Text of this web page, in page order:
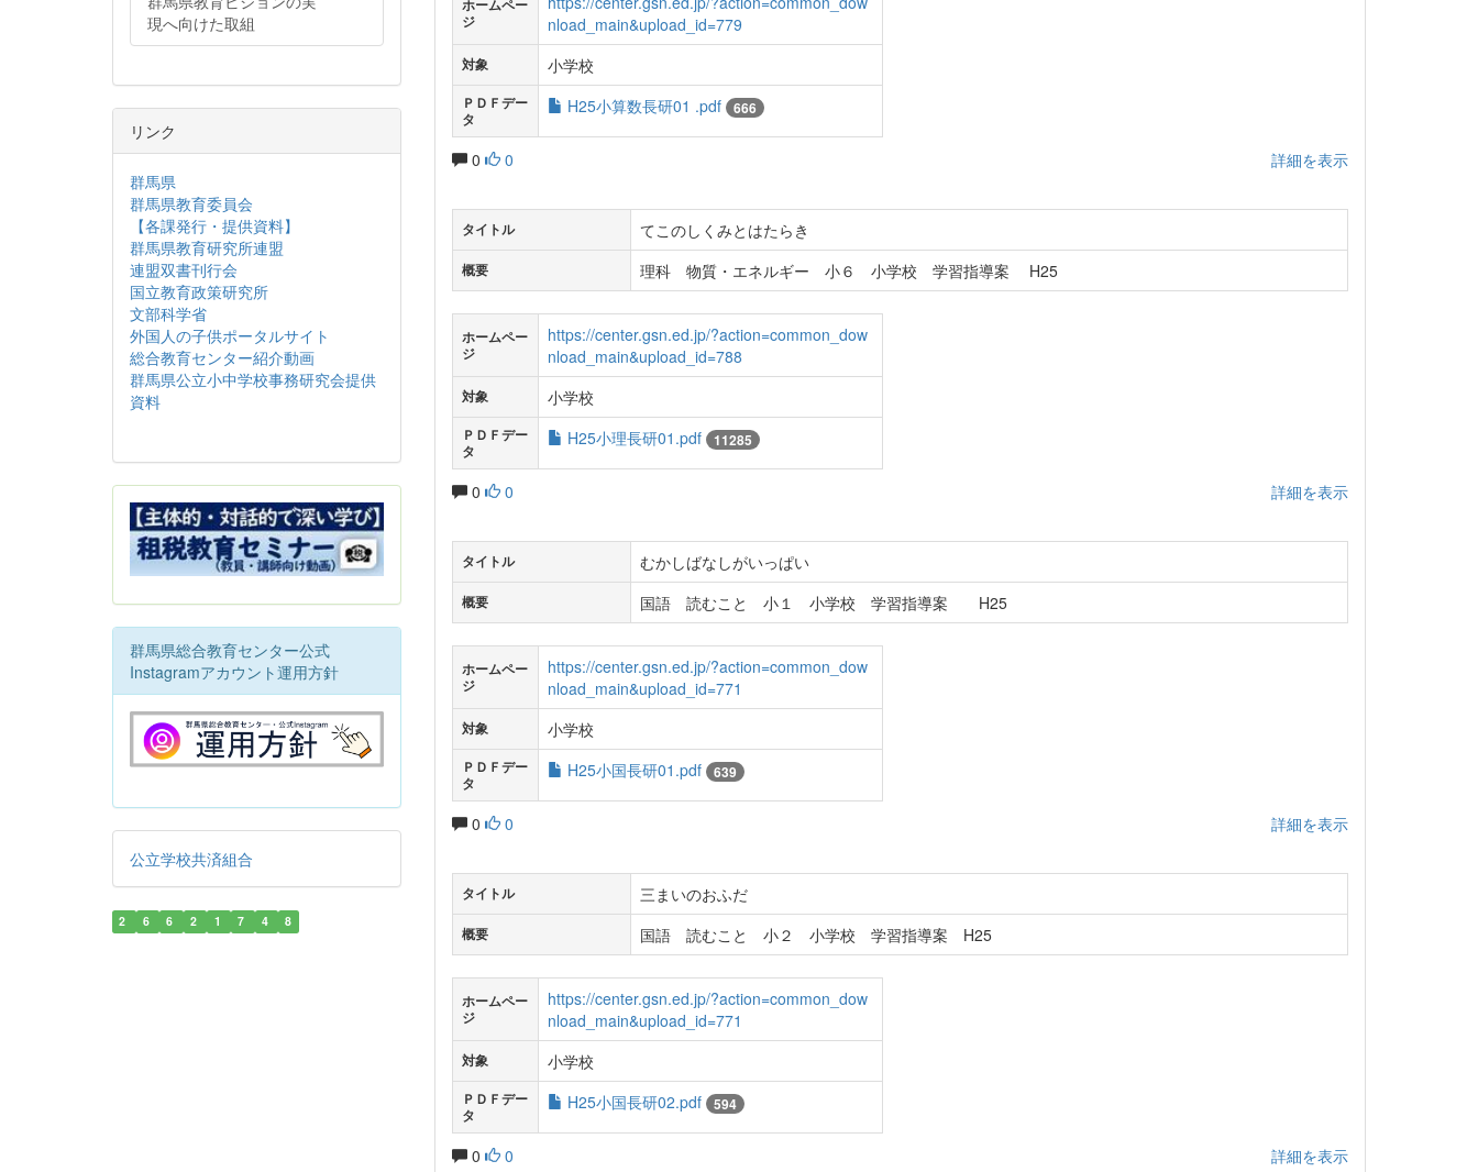
ホームペー
ジ
nload_main&upload_id=779
対象 小学校
ＰＤＦデー
タ
H25小算数長研01 .pdf 666
0 0 詳細を表示
タイトル てこのしくみとはたらき
概要 理科 物質・エネルギー 小６ 小学校 学習指導案 H25
ホームペー
ジ
https://center.gsn.ed.jp/?action=common_dow
nload_main&upload_id=788
対象 小学校
ＰＤＦデー
タ
H25小理長研01.pdf 11285
0 0 詳細を表示
タイトル むかしばなしがいっぱい
概要 国語 読むこと 小１ 小学校 学習指導案 H25
ホームペー
ジ
https://center.gsn.ed.jp/?action=common_dow
nload_main&upload_id=771
対象 小学校
ＰＤＦデー
タ
H25小国長研01.pdf 639
0 0 詳細を表示
タイトル 三まいのおふだ
概要 国語 読むこと 小２ 小学校 学習指導案 H25
ホームペー
ジ
https://center.gsn.ed.jp/?action=common_dow
nload_main&upload_id=771
対象 小学校
ＰＤＦデー
タ
H25小国長研02.pdf 594
0 0 詳細を表示
現へ向けた取組
リンク
群馬県
群馬県教育委員会
【各課発行・提供資料】
群馬県教育研究所連盟
連盟双書刊行会
国立教育政策研究所
文部科学省
外国人の子供ポータルサイト
総合教育センター紹介動画
群馬県公立小中学校事務研究会提供
資料
群馬県総合教育センター公式
Instagramアカウント運用方針
公立学校共済組合
2 6 6 2 1 7 4 8